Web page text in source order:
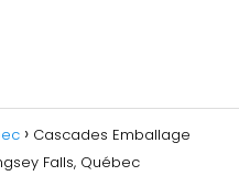
Cascades Emballage
Falls, Québec